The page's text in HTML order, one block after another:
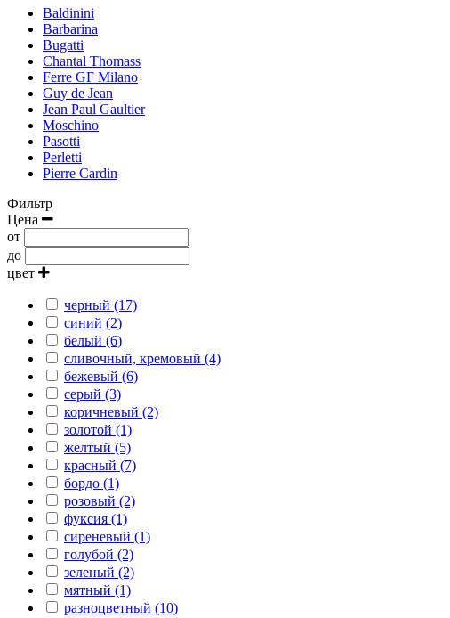
Baldinini
Barbarina
Bugatti
Chantal Thomass
Ferre GF Milano
Guy de Jean
Jean Paul Gaultier
Moschino
Pasotti
Perletti
Pierre Cardin
Фильтр
Цена
от
до
цвет
черный (17)
синий (2)
белый (6)
сливочный, кремовый (4)
бежевый (6)
серый (3)
коричневый (2)
золотой (1)
желтый (5)
красный (7)
бордо (1)
розовый (2)
фуксия (1)
сиреневый (1)
голубой (2)
зеленый (2)
мятный (1)
разноцветный (10)